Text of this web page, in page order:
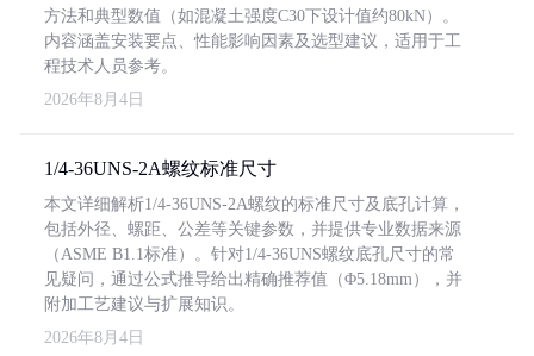
方法和典型数值（如混凝土强度C30下设计值约80kN）。
内容涵盖安装要点、性能影响因素及选型建议，适用于工
程技术人员参考。
2026年8月4日
1/4-36UNS-2A螺纹标准尺寸
本文详细解析1/4-36UNS-2A螺纹的标准尺寸及底孔计算，
包括外径、螺距、公差等关键参数，并提供专业数据来源
（ASME B1.1标准）。针对1/4-36UNS螺纹底孔尺寸的常
见疑问，通过公式推导给出精确推荐值（Φ5.18mm），并
附加工艺建议与扩展知识。
2026年8月4日